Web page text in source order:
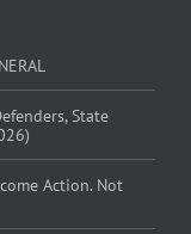
State
Action. Not